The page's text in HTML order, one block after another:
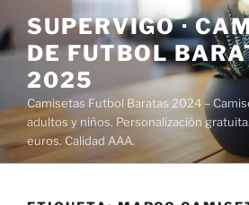
al
contenido
SUPERVIGO ·
DE FUTBOL
2025
Camisetas Futbol Baratas 2024 –
adultos y niños. Personalización
euros. Calidad AAA.